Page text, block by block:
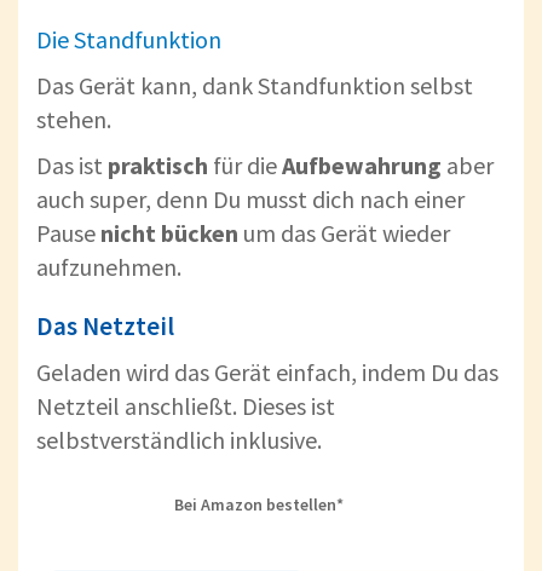
Die Standfunktion
Das Gerät kann, dank Standfunktion selbst
stehen.
Das ist praktisch für dieAufbewahrung aber
auch super, denn Du musst dich nach einer
Pause nicht bücken um das Gerät wieder
aufzunehmen.
Das Netzteil
Geladen wird das Gerät einfach, indem Du das
Netzteil anschließt. Dieses ist
selbstverständlich inklusive.
Bei Amazon bestellen*